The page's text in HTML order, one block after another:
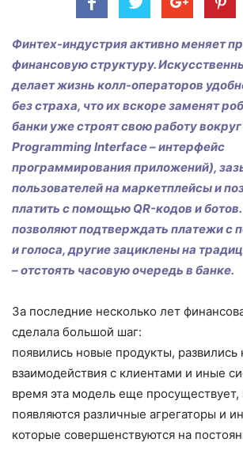
Финтех-индустрия активно меняет
финансовую структуру.
делает жизнь колл-операторов
без страха, что их вскоре заменят
банки уже строят свою работу
Programming Interface – интерфейс
программирования приложений),
пользователей на маркетплейсы и
платить с помощью QR-кодов и
позволяют подтверждать платежи с
и голоса, другие зациклены на
– отстоять часовую очередь в банке.
За последние несколько лет
сделала большой шаг:
появились новые продукты,
взаимодействия с клиентами и иные
время эта модель еще
появляются различные агрегаторы и
которые совершенствуются на